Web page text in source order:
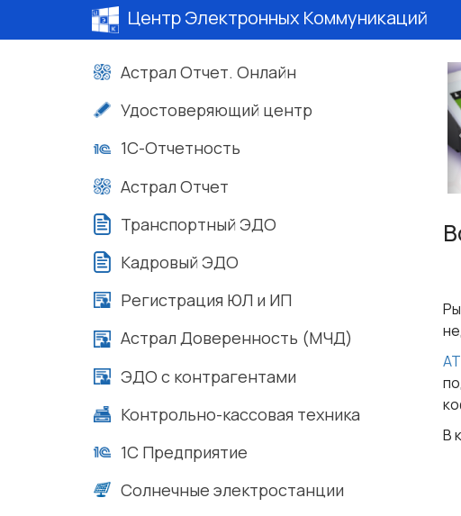
Центр Электронных Коммуникаций
Астрал Отчет. Онлайн
Удостоверяющий центр
1С-Отчетность
Астрал Отчет
Транспортный ЭДО
Кадровый ЭДО
Регистрация ЮЛ и ИП
Астрал Доверенность (МЧД)
ЭДО с контрагентами
Контрольно-кассовая техника
1С Предприятие
Солнечные электростанции
В